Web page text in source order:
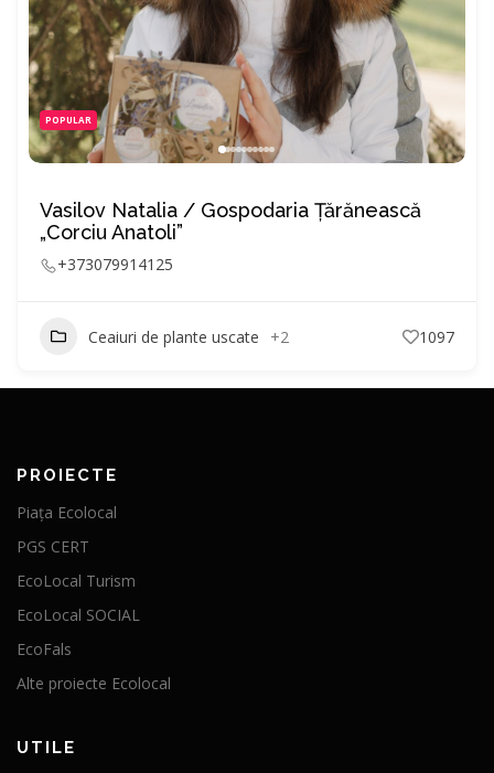
POPULAR
Vasilov Natalia / Gospodaria Ţărănească
„Corciu Anatoli”
+373079914125
Ceaiuri de plante uscate +2 1097
PROIECTE
Piața Ecolocal
PGS CERT
EcoLocal Turism
EcoLocal SOCIAL
EcoFals
Alte proiecte Ecolocal
UTILE